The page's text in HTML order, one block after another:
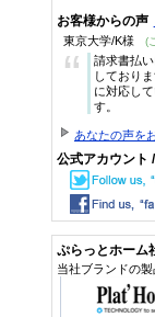
お客様からの声
東京大学/K様 (
“
請求書払
しており
に対応し
す。
あなたの声を
公式アカウント
ぷらっとホーム
当社ブランドの